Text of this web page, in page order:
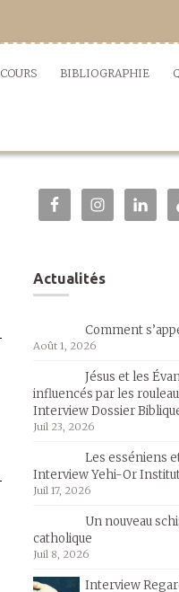
COURS BIBLIOGRAPHIE
Actualités
Comment
Août 1, 2026
Jésus et les
influencés par les
Interview Dossier
Juil 23, 2026
Les esséniens
Interview Yehi-Or
Juil 17, 2026
Un nouveau
catholique
Juil 8, 2026
Interview